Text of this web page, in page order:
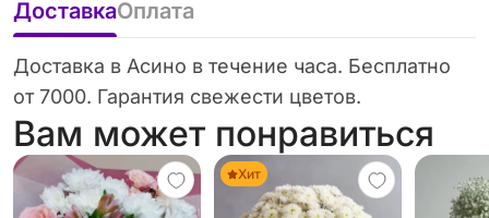
ДоставкаОплата
Доставка в Асино в течение часа. Бесплатно
от 7000. Гарантия свежести цветов.
Вам может понравиться
Хит